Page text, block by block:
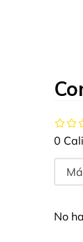
0
No